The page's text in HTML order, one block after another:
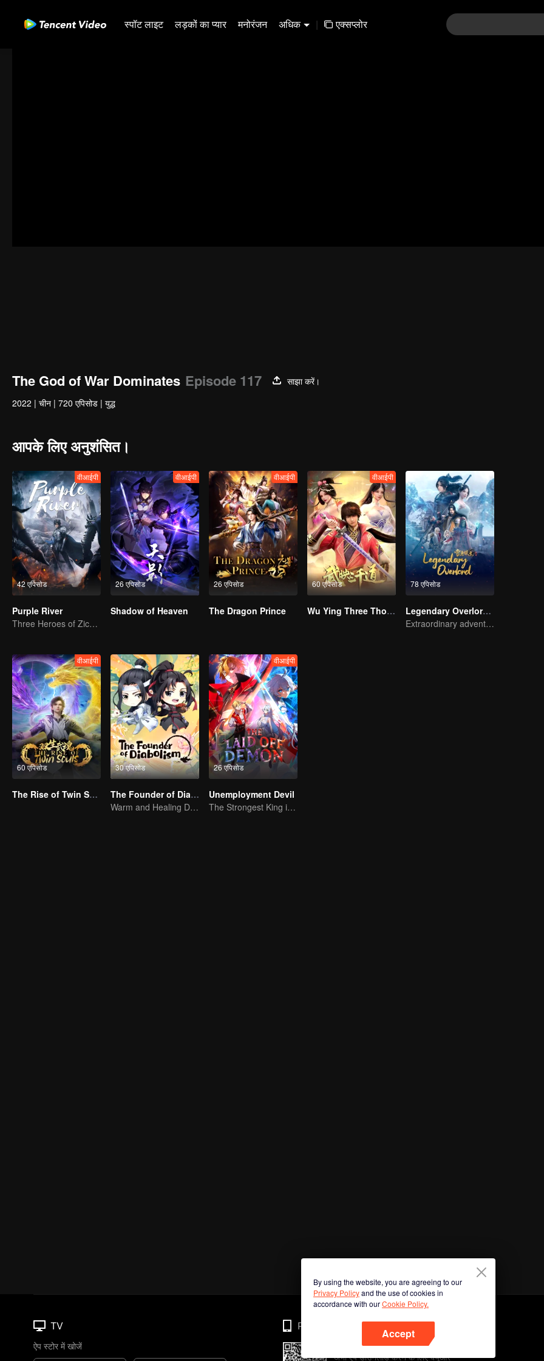
स्पॉट लाइट लड़कों का प्यार मनोरंजन अधिक | एक्सप्लोर
The God of War Dominates Episode 117
साझा करें।
2022 | चीन | 720 एपिसोड | युद्ध
आपके लिए अनुशंसित।
42 एपिसोड
वीआईपी
Purple River
Three Heroes of Zichuan's adventure on Xichuan Continent
26 एपिसोड
वीआईपी
Shadow of Heaven
26 एपिसोड
वीआईपी
The Dragon Prince
60 एपिसोड
वीआईपी
Wu Ying Three Thousand Paths
78 एपिसोड
Legendary Overlord S2
Extraordinary adventure, a teenager reborn from adversity.
60 एपिसोड
वीआईपी
The Rise of Twin Souls
30 एपिसोड
The Founder of Diabolism Q
Warm and Healing Daily Life
26 एपिसोड
वीआईपी
Unemployment Devil
The Strongest King in the Demon World Suddenly Gets Laid Off?
By using the website, you are agreeing to our
Privacy Policyand the use of cookies in
accordance with ourCookie Policy.
Accept
TV
ऐप स्टोर में खोजें
Phone
अभी ऐप डाउनलोड करने के लिए क्यूआर